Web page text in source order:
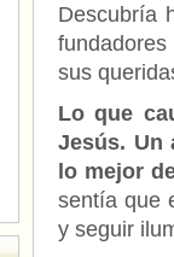
Descubría
sus
Lo que
Jesús. Un
lo mejor
sentía que
y seguir